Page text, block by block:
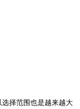
选择范围也是越来越大